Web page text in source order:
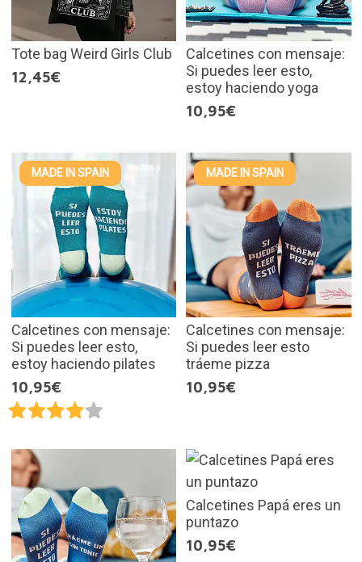
Tote bag Weird Girls Club
12,45€
Calcetines con mensaje:
Si puedes leer esto,
estoy haciendo yoga
10,95€
MADE IN SPAIN
Calcetines con mensaje:
Si puedes leer esto,
estoy haciendo pilates
10,95€
MADE IN SPAIN
Calcetines con mensaje:
Si puedes leer esto
tráeme pizza
10,95€
Calcetines Papá eres un
puntazo
10,95€